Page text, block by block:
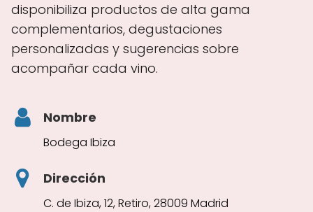
disponibiliza productos de alta gama
complementarios, degustaciones
personalizadas y sugerencias sobre
acompañar cada vino.
Nombre
Bodega Ibiza
Dirección
C. de Ibiza, 12, Retiro, 28009 Madrid